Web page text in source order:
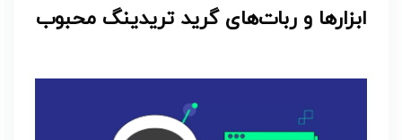
ابزارها و ربات‌های گرید تریدینگ محبوب